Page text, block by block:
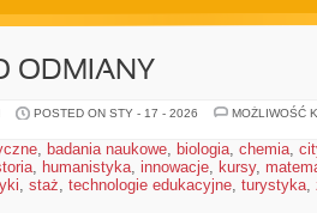
ODMIANY
POSTED ON STY - 17 - 2026
MOŻLIWOŚĆ
, badania naukowe, biologia, chemia,
, humanistyka, innowacje, kursy,
, staż, technologie edukacyjne, turystyka,